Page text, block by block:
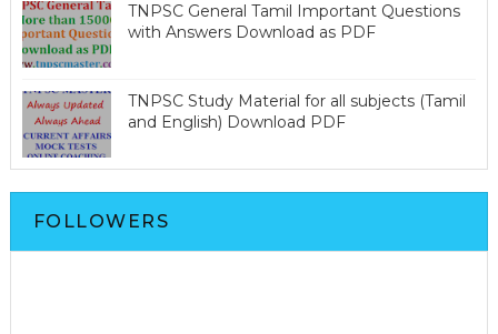
TNPSC General Tamil Important Questions
with Answers Download as PDF
TNPSC Study Material for all subjects (Tamil
and English) Download PDF
FOLLOWERS